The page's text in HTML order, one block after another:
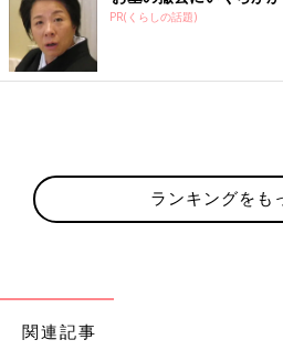
PR(くらしの話題)
ランキングをも
関連記事